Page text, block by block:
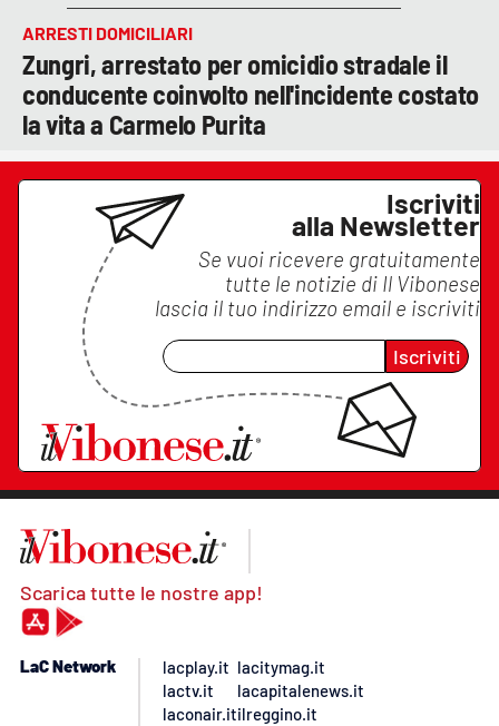
ARRESTI DOMICILIARI
Zungri, arrestato per omicidio stradale il
conducente coinvolto nell'incidente costato
la vita a Carmelo Purita
Iscriviti
alla Newsletter
Se vuoi ricevere gratuitamente
tutte le notizie di Il Vibonese
lascia il tuo indirizzo email e iscriviti
Iscriviti
Scarica tutte le nostre app!
LaC Network
lacplay.it
lactv.it
laconair.it
lacitymag.it
lacapitalenews.it
ilreggino.it